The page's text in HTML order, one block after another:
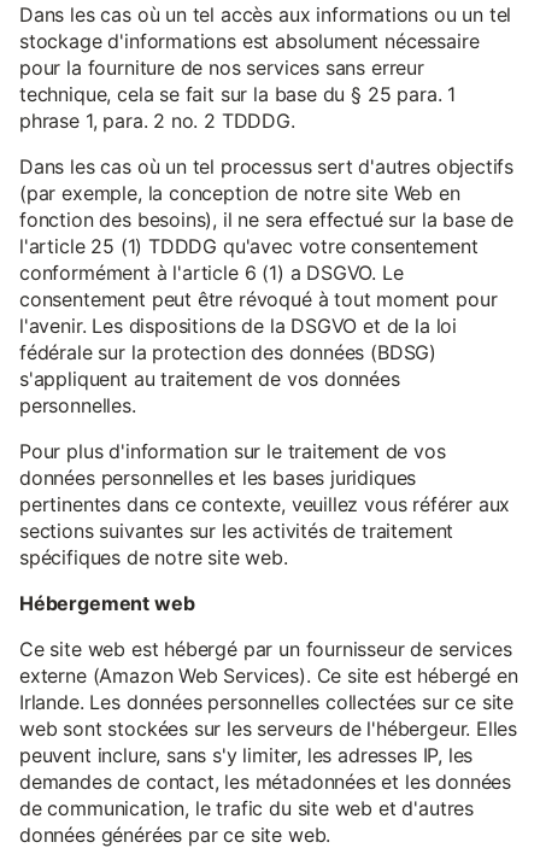
Dans les cas où un tel accès aux informations ou un tel
stockage d'informations est absolument nécessaire
pour la fourniture de nos services sans erreur
technique, cela se fait sur la base du § 25 para. 1
phrase 1, para. 2 no. 2 TDDDG.
Dans les cas où un tel processus sert d'autres objectifs
(par exemple, la conception de notre site Web en
fonction des besoins), il ne sera effectué sur la base de
l'article 25 (1) TDDDG qu'avec votre consentement
conformément à l'article 6 (1) a DSGVO. Le
consentement peut être révoqué à tout moment pour
l'avenir. Les dispositions de la DSGVO et de la loi
fédérale sur la protection des données (BDSG)
s'appliquent au traitement de vos données
personnelles.
Pour plus d'information sur le traitement de vos
données personnelles et les bases juridiques
pertinentes dans ce contexte, veuillez vous référer aux
sections suivantes sur les activités de traitement
spécifiques de notre site web.
Hébergement web
Ce site web est hébergé par un fournisseur de services
externe (Amazon Web Services). Ce site est hébergé en
Irlande. Les données personnelles collectées sur ce site
web sont stockées sur les serveurs de l'hébergeur. Elles
peuvent inclure, sans s'y limiter, les adresses IP, les
demandes de contact, les métadonnées et les données
de communication, le trafic du site web et d'autres
données générées par ce site web.